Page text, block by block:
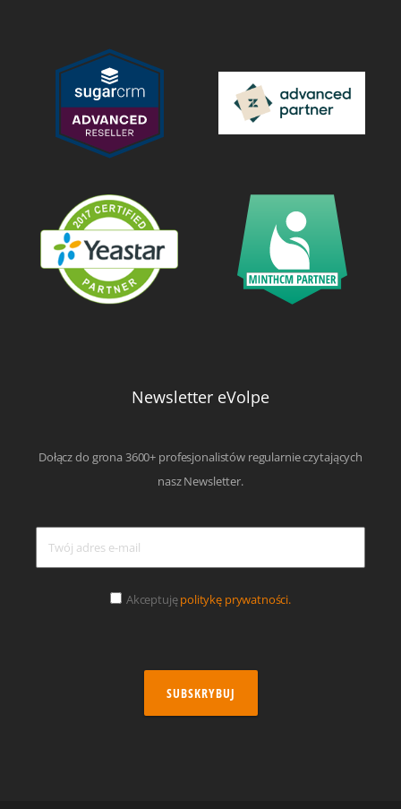
Newsletter eVolpe
Dołącz do grona 3600+ profesjonalistów regularnie czytających
nasz Newsletter.
Akceptujępolitykę prywatności.
SUBSKRYBUJ